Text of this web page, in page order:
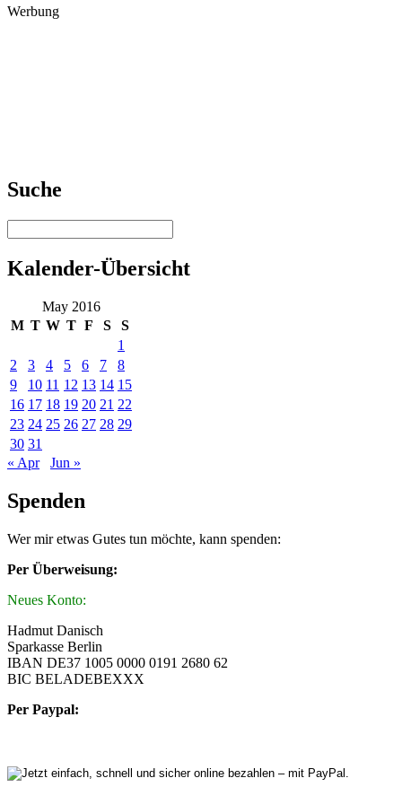
Werbung
Suche
Kalender-Übersicht
May 2016
M T W T F S
S
1
2
3 4 5 6 7
8
9
10 11 12 13 14 15
16 17 18 19 20 21 22
23 24 25 26 27 28 29
30 31
« Apr
Jun »
Spenden
Wer mir etwas Gutes tun möchte, kann spenden:
Per Überweisung:
Neues Konto:
Hadmut Danisch
Sparkasse Berlin
IBAN DE37 1005 0000 0191 2680 62
BIC BELADEBEXXX
Per Paypal: